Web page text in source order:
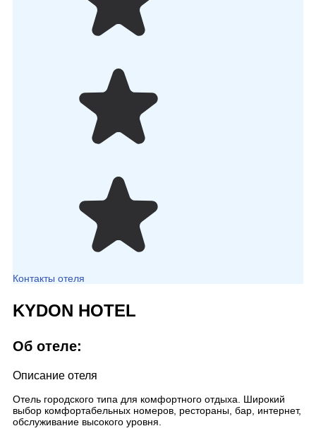
Контакты отеля
KYDON HOTEL
Об отеле:
Описание отеля
Отель городского типа для комфортного отдыха. Широкий
выбор комфортабельных номеров, рестораны, бар, интернет,
обслуживание высокого уровня.